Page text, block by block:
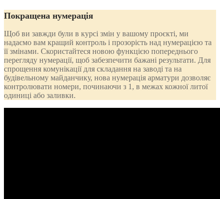
Покращена нумерація
Щоб ви завжди були в курсі змін у вашому проєкті, ми
надаємо вам кращий контроль і прозорість над нумерацією та
її змінами. Скористайтеся новою функцією попереднього
перегляду нумерації, щоб забезпечити бажані результати. Для
спрощення комунікації для складання на заводі та на
будівельному майданчику, нова нумерація арматури дозволяє
контролювати номери, починаючи з 1, в межах кожної литої
одиниці або заливки.